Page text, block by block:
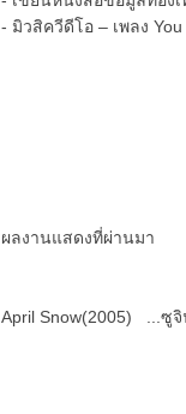
- มิวสิควีดีโอ – เพลง
ผลงานแสดงที่ผ่านมา
April Snow(2005) ...ซู